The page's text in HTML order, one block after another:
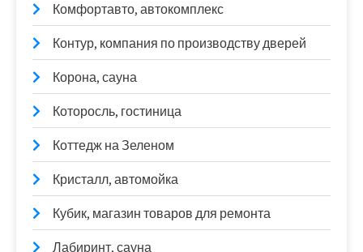
Комфортавто, автокомплекс
Контур, компания по производству дверей
Корона, сауна
Которосль, гостиница
Коттедж на Зеленом
Кристалл, автомойка
Кубик, магазин товаров для ремонта
Лабиринт, сауна